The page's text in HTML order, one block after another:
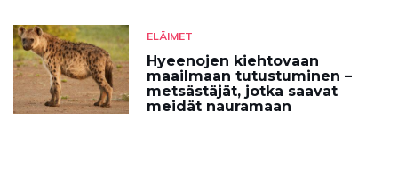
ELÄIMET
Hyeenojen kiehtovaan
maailmaan tutustuminen –
metsästäjät, jotka saavat
meidät nauramaan